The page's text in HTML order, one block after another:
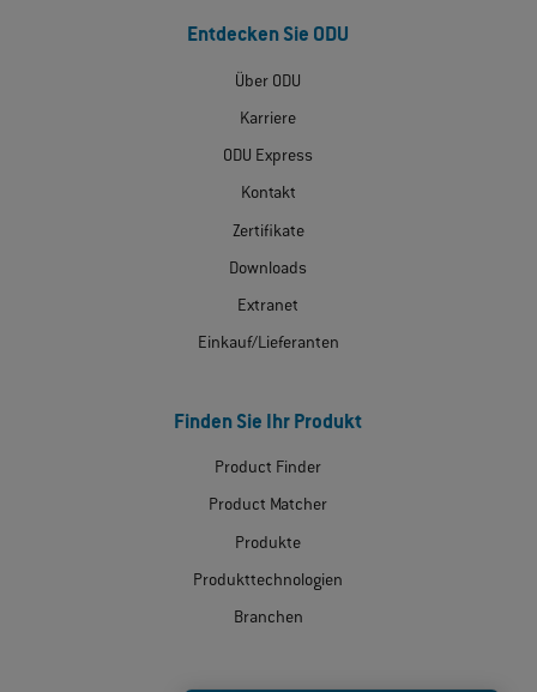
Entdecken Sie ODU
Über ODU
Karriere
ODU Express
Kontakt
Zertifikate
Downloads
Extranet
Einkauf/Lieferanten
Finden Sie Ihr Produkt
Product Finder
Product Matcher
Produkte
Produkttechnologien
Branchen